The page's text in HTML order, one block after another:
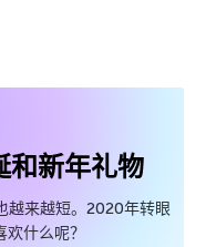
和新年礼物
越来越短。2020年转眼
什么呢？